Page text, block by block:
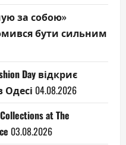
за собою»
бути сильним
Day відкриє
Одесі 04.08.2026
at The
03.08.2026